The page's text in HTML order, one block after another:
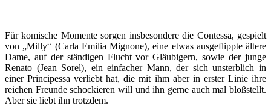
Für komische Momente sorgen insbesondere die Contessa, gespielt
von „Milly“ (Carla Emilia Mignone), eine etwas ausgeflippte ältere
Dame, auf der ständigen Flucht vor Gläubigern, sowie der junge
Renato (Jean Sorel), ein einfacher Mann, der sich unsterblich in
einer Principessa verliebt hat, die mit ihm aber in erster Linie ihre
reichen Freunde schockieren will und ihn gerne auch mal bloßstellt.
Aber sie liebt ihn trotzdem.